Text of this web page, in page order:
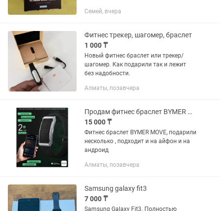
Семей, вчера
Фитнес трекер, шагомер, браслет
1 000 ₸
Новый фитнес браслет или трекер/
шагомер. Как подарили так и лежит
без надобности.
Алматы, позавчера
Продам фитнес браслет BYMER MOVE
15 000 ₸
Фитнес браслет BYMER MOVE, подарили
несколько , подходит и на айфон и на
андроид
Алматы, позавчера
Samsung galaxy fit3
7 000 ₸
Samsung Galaxy Fit3. Полностью